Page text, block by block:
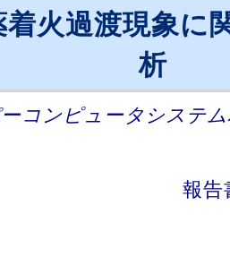
火過渡現象に
析
コンピュータシステ
報告